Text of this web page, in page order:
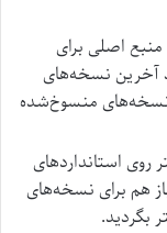
منبع اصلی برای
آخرین نسخه‌های
نسخه‌های منسوخ‌شده
روی استانداردهای
هم برای نسخه‌های
بگردید.